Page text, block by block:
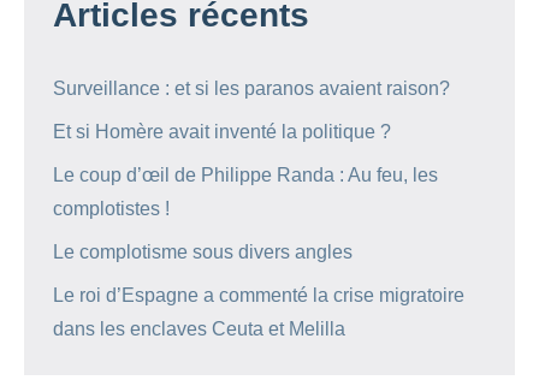
Articles récents
Surveillance : et si les paranos avaient raison?
Et si Homère avait inventé la politique ?
Le coup d’œil de Philippe Randa : Au feu, les
complotistes !
Le complotisme sous divers angles
Le roi d’Espagne a commenté la crise migratoire
dans les enclaves Ceuta et Melilla